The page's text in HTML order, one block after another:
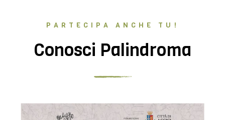
PARTECIPA ANCHE TU!
Conosci Palindroma